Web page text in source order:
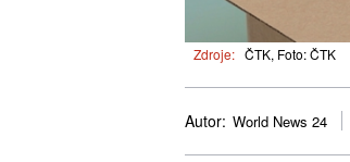
Zdroje: ČTK, Foto: ČTK
Autor: World News 24